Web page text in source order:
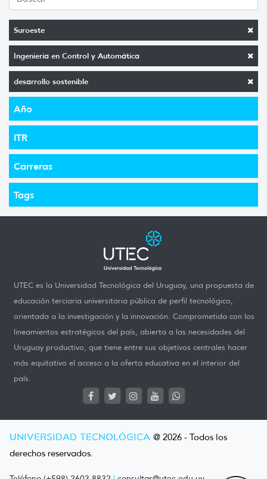
Suroeste
Ingeniería en Control y Automática
desarrollo sostenible
Año
ITR
Carreras
Tags
UTEC es la Universidad Tecnológica del Uruguay, una propuesta de
educación terciaria universitaria pública de perfil tecnológico,
orientada a la investigación y la innovación. Comprometida con los
lineamientos estratégicos del país, abierta a las necesidades del
Uruguay productivo, que tiene entre sus objetivos centrales hacer
más equitativo el acceso a la oferta educativa en el interior del
país.
UNIVERSIDAD TECNOLÓGICA @ 2026 - Todos los
derechos reservados.